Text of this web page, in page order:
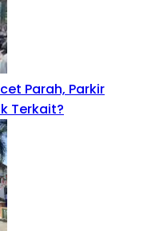
Parah, Parkir
Terkait?